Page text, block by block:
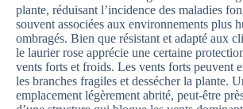
plante, réduisant l’incidence des maladies
souvent associées aux environnements plus
ombragés. Bien que résistant et adapté aux
le laurier rose apprécie une certaine
vents forts et froids. Les vents forts peuvent
les branches fragiles et dessécher la plante.
emplacement légèrement abrité, peut-être